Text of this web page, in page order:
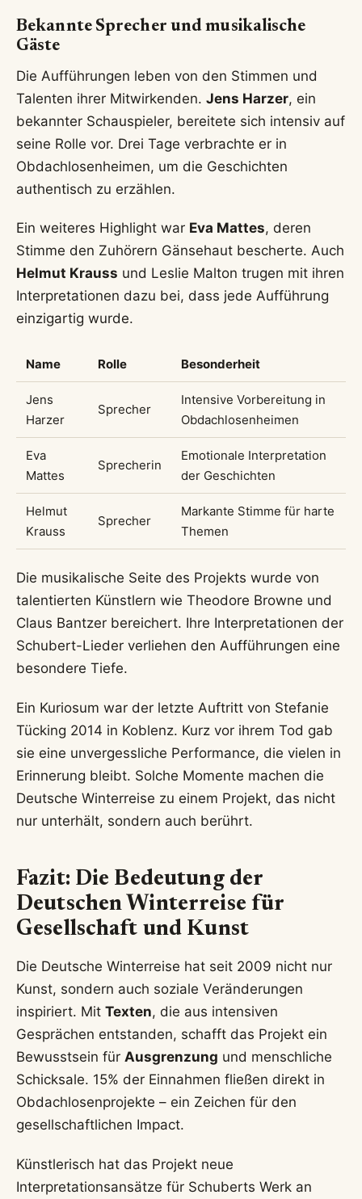
Bekannte Sprecher und musikalische
Gäste
Die Aufführungen leben von den Stimmen und
Talenten ihrer Mitwirkenden. Jens Harzer, ein
bekannter Schauspieler, bereitete sich intensiv auf
seine Rolle vor. Drei Tage verbrachte er in
Obdachlosenheimen, um die Geschichten
authentisch zu erzählen.
Ein weiteres Highlight war Eva Mattes, deren
Stimme den Zuhörern Gänsehaut bescherte. Auch
Helmut Krauss und Leslie Malton trugen mit ihren
Interpretationen dazu bei, dass jede Aufführung
einzigartig wurde.
Name Rolle Besonderheit
Jens
Harzer
Sprecher
Intensive Vorbereitung in
Obdachlosenheimen
Eva
Mattes
Sprecherin
Emotionale Interpretation
der Geschichten
Helmut
Krauss
Sprecher
Markante Stimme für harte
Themen
Die musikalische Seite des Projekts wurde von
talentierten Künstlern wie Theodore Browne und
Claus Bantzer bereichert. Ihre Interpretationen der
Schubert-Lieder verliehen den Aufführungen eine
besondere Tiefe.
Ein Kuriosum war der letzte Auftritt von Stefanie
Tücking 2014 in Koblenz. Kurz vor ihrem Tod gab
sie eine unvergessliche Performance, die vielen in
Erinnerung bleibt. Solche Momente machen die
Deutsche Winterreise zu einem Projekt, das nicht
nur unterhält, sondern auch berührt.
Fazit: Die Bedeutung der
Deutschen Winterreise für
Gesellschaft und Kunst
Die Deutsche Winterreise hat seit 2009 nicht nur
Kunst, sondern auch soziale Veränderungen
inspiriert. Mit Texten, die aus intensiven
Gesprächen entstanden, schafft das Projekt ein
Bewusstsein für Ausgrenzung und menschliche
Schicksale. 15% der Einnahmen fließen direkt in
Obdachlosenprojekte – ein Zeichen für den
gesellschaftlichen Impact.
Künstlerisch hat das Projekt neue
Interpretationsansätze für Schuberts Werk an